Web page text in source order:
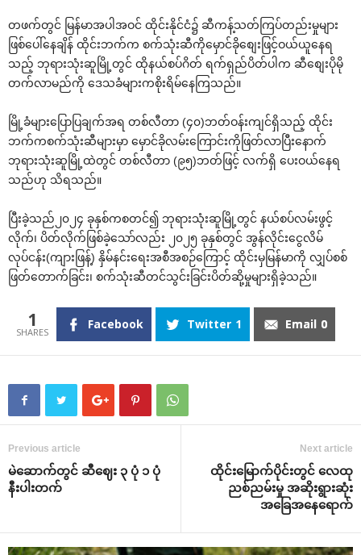
တဖက်တွင် မြန်မာအပါအဝင် ထိုင်းနိုင်ငံ၌ ဆီကန့်သတ်ကြပ်တည်းမှုများ
ဖြစ်ပေါ်နေချိန် ထိုင်းဘက်က စက်သုံးဆီကိုမှောင်ခိုစျေးဖြင့်ဝယ်ယူနေရ
သည့် ဘုရားသုံးဆူမြို့တွင် ထိုနယ်စပ်ဂိတ် ရက်ရှည်ပိတ်ပါက ဆီစျေးပိုမို
တက်လာမည်ကို ဒေသခံများကစိုးရိမ်နေကြသည်။
မြို့ခံများပြောပြချက်အရ တစ်လီတာ (၄၀)ဘတ်ဝန်းကျင်ရှိသည့် ထိုင်း
ဘက်ကစက်သုံးဆီများမှာ မှောင်ခိုလမ်းကြောင်းကိုဖြတ်လာပြီးနောက်
ဘုရားသုံးဆူမြို့ထဲတွင် တစ်လီတာ (၉၅)ဘတ်ဖြင့် လက်ရှိ ပေးဝယ်နေရ
သည်ဟု သိရသည်။
ပြီးခဲ့သည်၂၀၂၄ ခုနှစ်ကစတင်၍ ဘုရားသုံးဆူမြို့တွင် နယ်စပ်လမ်းဖွင့်
လိုက်၊ ပိတ်လိုက်ဖြစ်ခဲ့သော်လည်း ၂၀၂၅ ခုနှစ်တွင် အွန်လိုင်းငွေလိမ်
လုပ်ငန်း(ကျားဖြန့်) နှိမ်နင်းရေးအစီအစဉ်ကြောင့် ထိုင်းမှမြန်မာကို လျှပ်စစ်
ဖြတ်တောက်ခြင်း၊ စက်သုံးဆီတင်သွင်းခြင်းပိတ်ဆို့မှုများရှိခဲ့သည်။
1 Facebook Twitter 1 Email 0
Previous article
မဲဆောက်တွင် ဆီဈေး ၃ ပုံ ၁ ပုံ
နီးပါးတက်
Next article
ထိုင်းမြောက်ပိုင်းတွင် လေထု
ညစ်ညမ်းမှု အဆိုးရွားဆုံး
အခြေအနေရောက်